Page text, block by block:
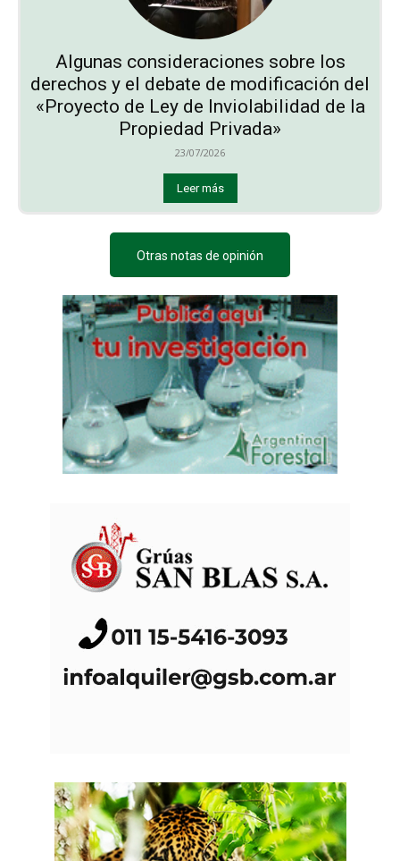
Algunas consideraciones sobre los
derechos y el debate de modificación del
«Proyecto de Ley de Inviolabilidad de la
Propiedad Privada»
23/07/2026
Leer más
Otras notas de opinión